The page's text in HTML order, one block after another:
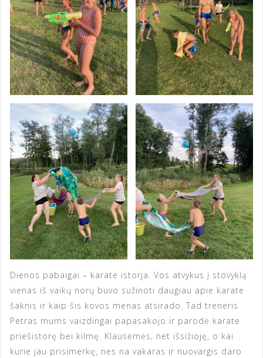
Dienos pabaigai – karate istorja. Vos atvykus į stovyklą
vienas iš vaikų norų buvo sužinoti daugiau apie karate
šaknis ir kaip šis kovos menas atsirado. Tad treneris
Petras mums vaizdingai papasakojo ir parodė karate
priešistorę bei kilmę. Klausėmės, net išsižioję, o kai
kurie jau prisimerkę, nes na vakaras ir nuovargis daro